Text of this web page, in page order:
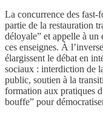
La concurrence des fast-
partie de la restauration
déloyale” et appelle à un
ces enseignes. À
élargissent le débat en
sociaux : interdiction de
public, soutien à la
formation aux pratiques
bouffe” pour